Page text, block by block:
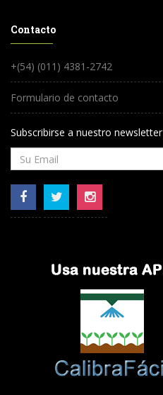
Contacto
+(54) (011) 4381-2742
Formulario de contacto
Subscribirse a nuestro newsletter